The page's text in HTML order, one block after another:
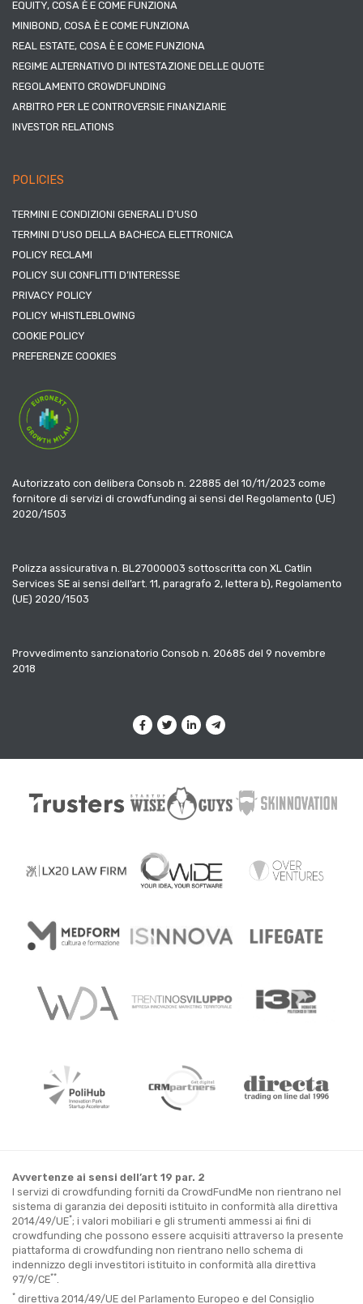
EQUITY, COSA È E COME FUNZIONA
MINIBOND, COSA È E COME FUNZIONA
REAL ESTATE, COSA È E COME FUNZIONA
REGIME ALTERNATIVO DI INTESTAZIONE DELLE QUOTE
REGOLAMENTO CROWDFUNDING
ARBITRO PER LE CONTROVERSIE FINANZIARIE
INVESTOR RELATIONS
POLICIES
TERMINI E CONDIZIONI GENERALI D’USO
TERMINI D’USO DELLA BACHECA ELETTRONICA
POLICY RECLAMI
POLICY SUI CONFLITTI D’INTERESSE
PRIVACY POLICY
POLICY WHISTLEBLOWING
COOKIE POLICY
PREFERENZE COOKIES
Autorizzato con delibera Consob n. 22885 del 10/11/2023 come
fornitore di servizi di crowdfunding ai sensi del Regolamento (UE)
2020/1503
Polizza assicurativa n. BL27000003 sottoscritta con XL Catlin
Services SE ai sensi dell’art. 11, paragrafo 2, lettera b), Regolamento
(UE) 2020/1503
Provvedimento sanzionatorio Consob n. 20685 del 9 novembre
2018
Avvertenze ai sensi dell’art 19 par. 2
I servizi di crowdfunding forniti da CrowdFundMe non rientrano nel
sistema di garanzia dei depositi istituito in conformità alla direttiva
2014/49/UE*; i valori mobiliari e gli strumenti ammessi ai fini di
crowdfunding che possono essere acquisiti attraverso la presente
piattaforma di crowdfunding non rientrano nello schema di
indennizzo degli investitori istituito in conformità alla direttiva
97/9/CE**
* direttiva 2014/49/UE del Parlamento Europeo e del Consiglio